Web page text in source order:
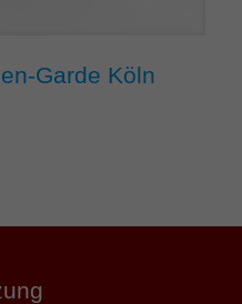
Garde Köln